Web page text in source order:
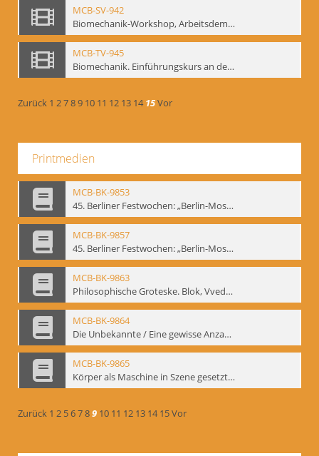
MCB-SV-942
Biomechanik-Workshop, Arbeitsdemonstration in der Staatsoper unter den Linden 2002
MCB-TV-945
Biomechanik. Einführungskurs an der HfS "Ernst Busch" 1995 (Vorarbeiten zu den Inszenierungen von T. Ostermeier u. Chr. v. Treskow). Teil 2
Zurück 1 2789 10 11 12 13 14 15Vor
Printmedien
MCB-BK-9853
45. Berliner Festwochen: „Berlin-Moskau. Moskau-Berlin 1900-1950“, Berlin 1995 - interne Signatur: BM-prt-59-1
MCB-BK-9857
45. Berliner Festwochen: „Berlin-Moskau. Moskau-Berlin 1900-1950“, Berlin 1995 - interne Signatur: BM-prt-59-5
MCB-BK-9863
Philosophische Groteske. Blok, Vvedenskij und Meyerhold im bat Studiotheater - interne Signatur: BM-prt-60
MCB-BK-9864
Die Unbekannte / Eine gewisse Anzahl Gespräche - interne Signatur: BM-prt-61
MCB-BK-9865
Körper als Maschine in Szene gesetzt. „bat“-Studiotheater mit Neuinszenierungen - interne Signatur: BM-prt-62
Zurück 1 2 56789 10 11 12 13 14 15Vor